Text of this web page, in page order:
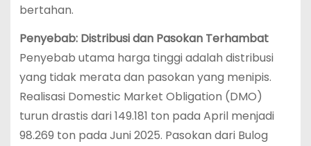
bertahan.
Penyebab: Distribusi dan Pasokan Terhambat
Penyebab utama harga tinggi adalah distribusi
yang tidak merata dan pasokan yang menipis.
Realisasi Domestic Market Obligation (DMO)
turun drastis dari 149.181 ton pada April menjadi
98.269 ton pada Juni 2025. Pasokan dari Bulog